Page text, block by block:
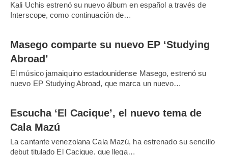
Kali Uchis estrenó su nuevo álbum en español a través de
Interscope, como continuación de…
Masego comparte su nuevo EP ‘Studying
Abroad’
El músico jamaiquino estadounidense Masego, estrenó su
nuevo EP Studying Abroad, que marca un nuevo…
Escucha ‘El Cacique’, el nuevo tema de
Cala Mazú
La cantante venezolana Cala Mazú, ha estrenado su sencillo
debut titulado El Cacique, que llega…